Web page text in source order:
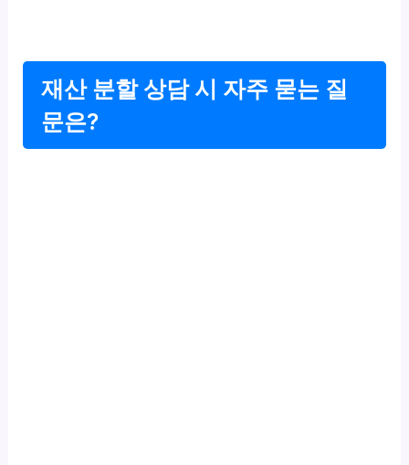
재산 분할 상담 시 자주 묻는 질
문은?